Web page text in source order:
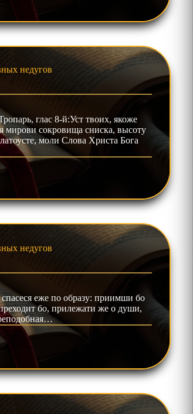
недугов
глас 8-й:Уст твоих, якоже
мирови сокровища сниска, высоту
моли Слова Христа Бога
недугов
еже по образу: приимши бо
бо, прилежати же о души,